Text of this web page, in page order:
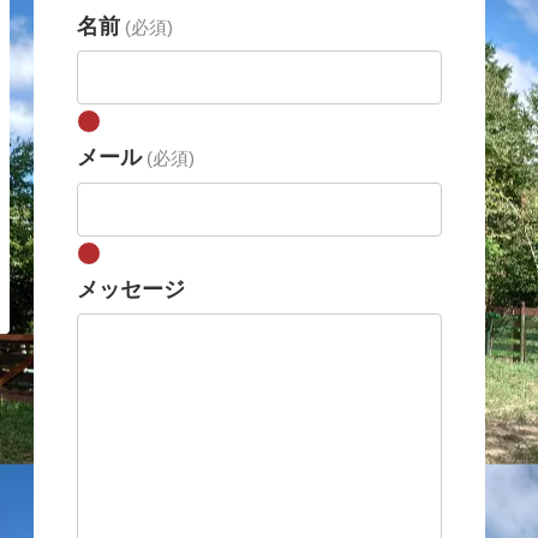
名前 (必須)
メール (必須)
メッセージ